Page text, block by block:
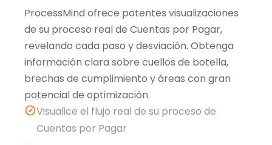
ProcessMind ofrece potentes visualizaciones
de su proceso real de Cuentas por Pagar,
revelando cada paso y desviación. Obtenga
información clara sobre cuellos de botella,
brechas de cumplimiento y áreas con gran
potencial de optimización.
Visualice el flujo real de su proceso de
Cuentas por Pagar